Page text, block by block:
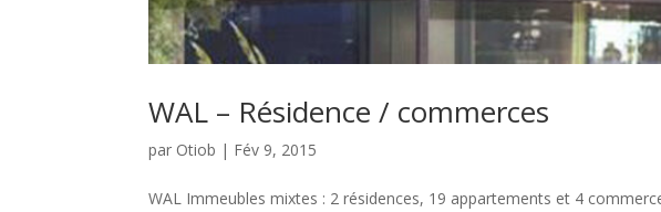
WAL – Résidence / commerces
par Otiob | Fév 9, 2015
WAL Immeubles mixtes : 2 résidences, 19 appartements et 4